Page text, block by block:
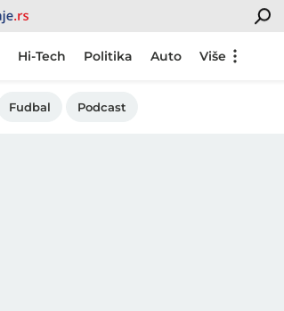
Hi-Tech Politika Auto Više
Fudbal Podcast